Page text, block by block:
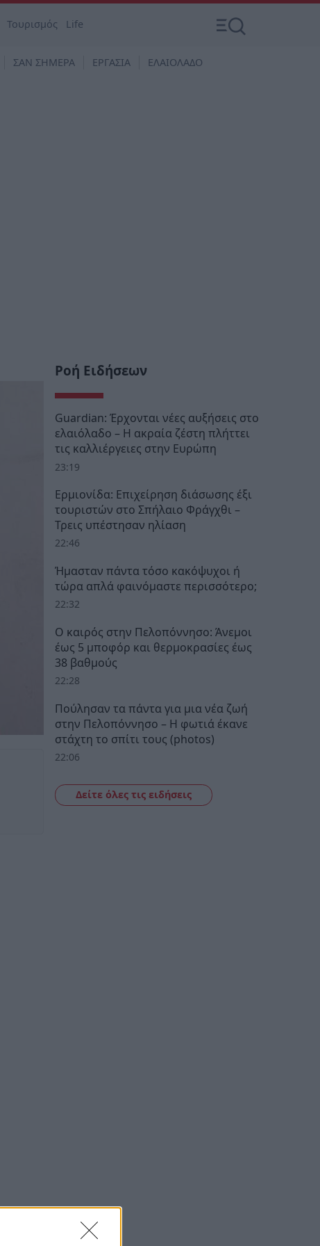
Τουρισμός Life
ΣΑΝ ΣΗΜΕΡΑ ΕΡΓΑΣΙΑ ΕΛΑΙΟΛΑΔΟ
Ροή Ειδήσεων
Guardian: Έρχονται νέες αυξήσεις στο
ελαιόλαδο – Η ακραία ζέστη πλήττει
τις καλλιέργειες στην Ευρώπη
23:19
Ερμιονίδα: Επιχείρηση διάσωσης έξι
τουριστών στο Σπήλαιο Φράγχθι –
Τρεις υπέστησαν ηλίαση
22:46
Ήμασταν πάντα τόσο κακόψυχοι ή
τώρα απλά φαινόμαστε περισσότερο;
22:32
Ο καιρός στην Πελοπόννησο: Άνεμοι
έως 5 μποφόρ και θερμοκρασίες έως
38 βαθμούς
22:28
Πούλησαν τα πάντα για μια νέα ζωή
στην Πελοπόννησο – Η φωτιά έκανε
στάχτη το σπίτι τους (photos)
22:06
Δείτε όλες τις ειδήσεις